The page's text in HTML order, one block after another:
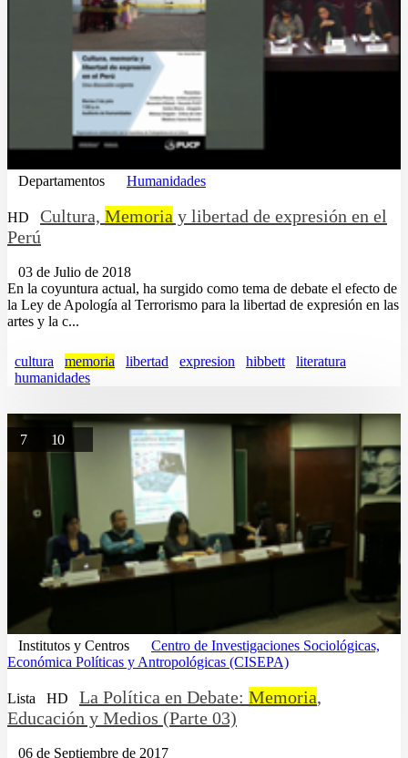
Departamentos Humanidades
HD Cultura, Memoria y libertad de expresión en el
Perú
03 de Julio de 2018
En la coyuntura actual, ha surgido como tema de debate el efecto de
la Ley de Apología al Terrorismo para la libertad de expresión en las
artes y la c...
cultura memoria libertad expresion hibbett
literatura
humanidades
7 10
Institutos y Centros
Centro de Investigaciones Sociológicas,
Económica Políticas y Antropológicas (CISEPA)
Lista HD La Política en Debate: Memoria,
Educación y Medios (Parte 03)
06 de Septiembre de 2017